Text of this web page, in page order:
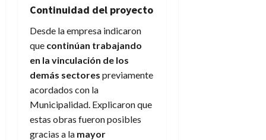
Continuidad del proyecto
Desde la empresa indicaron
que continúan trabajando
en la vinculación de los
demás sectores previamente
acordados con la
Municipalidad. Explicaron que
estas obras fueron posibles
gracias a la mayor